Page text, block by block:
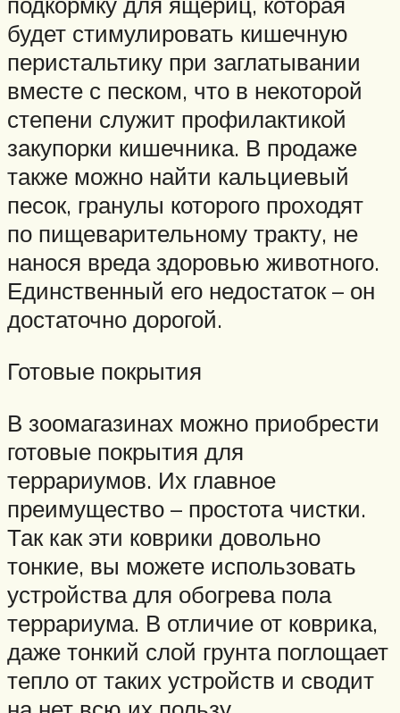
будет стимулировать кишечную
перистальтику при заглатывании
вместе с песком, что в некоторой
степени служит профилактикой
закупорки кишечника. В продаже
также можно найти кальциевый
песок, гранулы которого проходят
по пищеварительному тракту, не
нанося вреда здоровью животного.
Единственный его недостаток – он
достаточно дорогой.
Готовые покрытия
В зоомагазинах можно приобрести
готовые покрытия для
террариумов. Их главное
преимущество – простота чистки.
Так как эти коврики довольно
тонкие, вы можете использовать
устройства для обогрева пола
террариума. В отличие от коврика,
даже тонкий слой грунта поглощает
тепло от таких устройств и сводит